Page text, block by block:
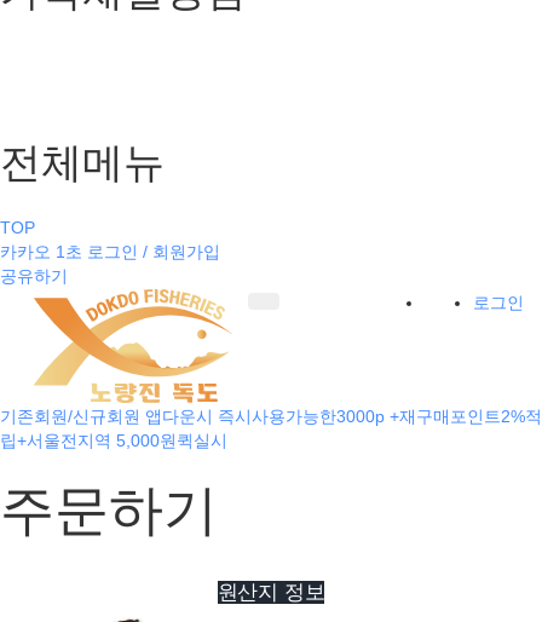
전체메뉴
TOP
카카오 1초 로그인 / 회원가입
공유하기
로그인
기존회원/신규회원 앱다운시 즉시사용가능한3000p +재구매포인트2%적
립+서울전지역 5,000원퀵실시
주문하기
원산지 정보